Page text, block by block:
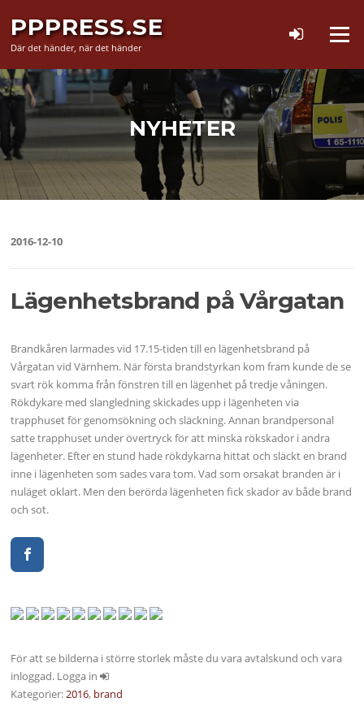
innehåll
PPPRESS.SE
Där det händer, när det händer
Meny
NYHETER
2016-12-10
Lägenhetsbrand på Vårgatan
Brandkåren larmades vid 17.15-tiden till en lägenhetsbrand på
Vårgatan vid Värnhem. När första brandstyrkan kom fram kunde de se
svart rök komma från fönstren till en lägenhet på tredje våningen.
Rökdykare med slangledning skickades upp i lägenheten via
trapphuset för genomsökning och släckning. Annan brandpersonal
satte trapphuset under övertryck för att minska rökskador i andra
lägenheter. Efter en stund hade rökdykarna hittat och släckt en brand
inne i lägenheten som sades vara tom. Vad som orsakat branden är i
nuläget oklart. Men den berörda lägenheten fick skador av både brand
och sot.
För att se bilderna i större storlek måste du vara avtalskund och vara
inloggad. Logga in
Kategorier:2016, brand